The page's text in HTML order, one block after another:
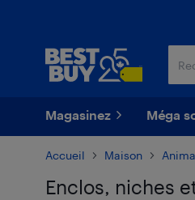
Magasinez Méga
Accueil Maison
Enclos, niches